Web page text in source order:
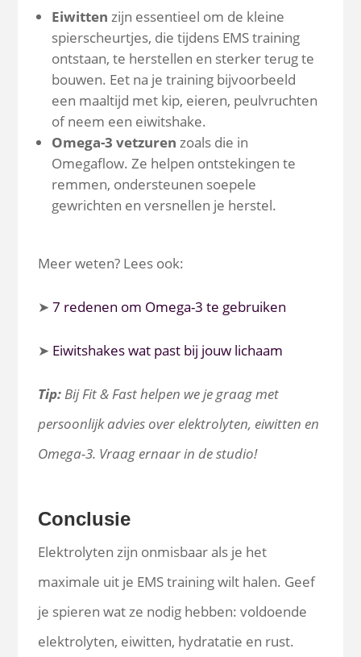
Eiwitten zijn essentieel om de kleine
spierscheurtjes, die tijdens EMS training
ontstaan, te herstellen en sterker terug te
bouwen. Eet na je training bijvoorbeeld
een maaltijd met kip, eieren, peulvruchten
of neem een eiwitshake.
Omega-3 vetzuren zoals die in
Omegaflow. Ze helpen ontstekingen te
remmen, ondersteunen soepele
gewrichten en versnellen je herstel.
Meer weten? Lees ook:
➤7 redenen om Omega-3 te gebruiken
➤ Eiwitshakes wat past bij jouw lichaam
Tip:Bij Fit & Fast helpen we je graag met
persoonlijk advies over elektrolyten, eiwitten en
Omega-3. Vraag ernaar in de studio!
Conclusie
Elektrolyten zijn onmisbaar als je het
maximale uit je EMS training wilt halen. Geef
je spieren wat ze nodig hebben: voldoende
elektrolyten, eiwitten, hydratatie en rust.